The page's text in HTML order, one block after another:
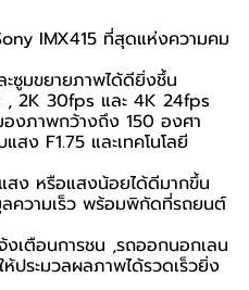
IMX415 ที่สุดแห่งความคม
ซูมขยายภาพได้ดียิ่งชึ้น
2K 30fps และ 4K 24fps
งภาพกว้างถึง 150 องศา
ง F1.75 และเทคโนโลยี
สง หรือแสงน้อยได้ดีมากขึ้น
ความเร็ว พร้อมพิกัดที่รถยนต์
งเตือนการชน ,รถออกนอกเลน
ระมวลผลภาพได้รวดเร็วยิ่ง